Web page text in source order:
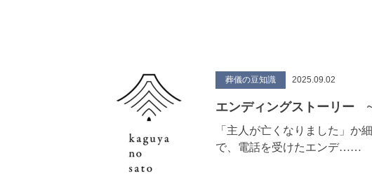
葬儀の豆知識 2025.09.02
エンディングストーリー
「主人が亡くなりました」か
で、電話を受けたエンデ……